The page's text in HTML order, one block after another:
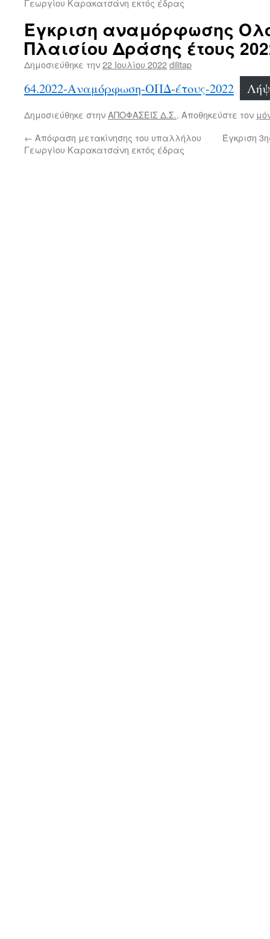
Γεωργίου Καρακατσάνη εκτός έδρας
Έγκριση αναμόρφωσης
Πλαισίου Δράσης έτους
Δημοσιεύθηκε την22 Ιουλίου 2022dilitap
64.2022-Αναμόρφωση-ΟΠΔ-έτους-2022
Δημοσιεύθηκε στηνΑΠΟΦΑΣΕΙΣ Δ.Σ.. Αποθηκεύστε τον
← Απόφαση μετακίνησης του υπαλλήλου
Γεωργίου Καρακατσάνη εκτός έδρας
Έγκριση